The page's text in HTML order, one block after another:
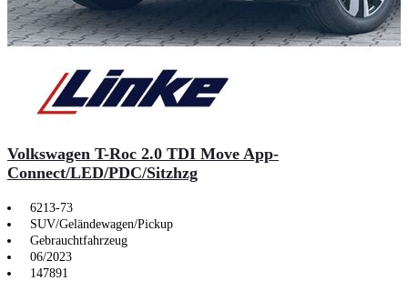
Volkswagen T-Roc 2.0 TDI Move App-
Connect/LED/PDC/Sitzhzg
6213-73
SUV/Geländewagen/Pickup
Gebrauchtfahrzeug
06/2023
147891